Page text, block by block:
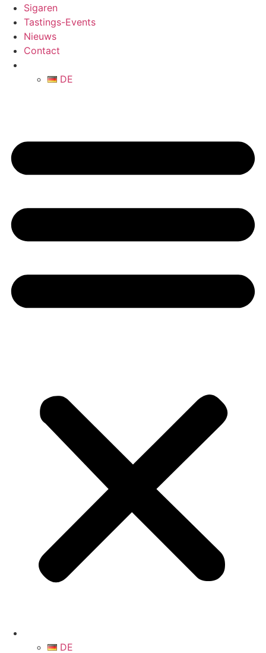
Sigaren
Tastings-Events
Nieuws
Contact
DE
DE